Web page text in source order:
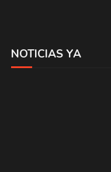
NOTICIAS YA